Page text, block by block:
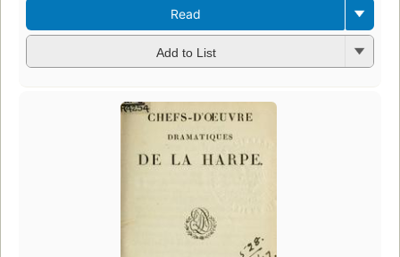
Read
Add to List